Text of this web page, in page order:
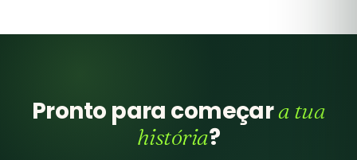
Pronto para começara tua
história?